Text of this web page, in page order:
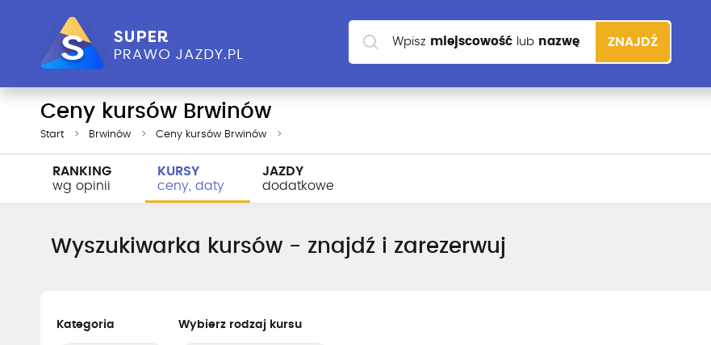
Wpisz miejscowość lub nazwę
szkoły
ZNAJDŹ
Ceny kursów Brwinów
Start Brwinów Ceny kursów Brwinów
RANKING
wg opinii
KURSY
ceny, daty
JAZDY
dodatkowe
Wyszukiwarka kursów - znajdź i zarezerwuj
Kategoria Wybierz rodzaj kursu